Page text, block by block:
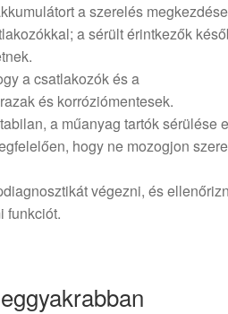
a szerelés
a sérült érintkezők
a csatlakozók és a
és korróziómentesek.
a műanyag tartók sérülése
hogy ne mozogjon
végezni, és
funkciót.